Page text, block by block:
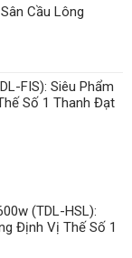
Cầu Lông
FIS): Siêu Phẩm
Số 1 Thanh Đạt
(TDL-HSL):
Định Vị Thế Số 1